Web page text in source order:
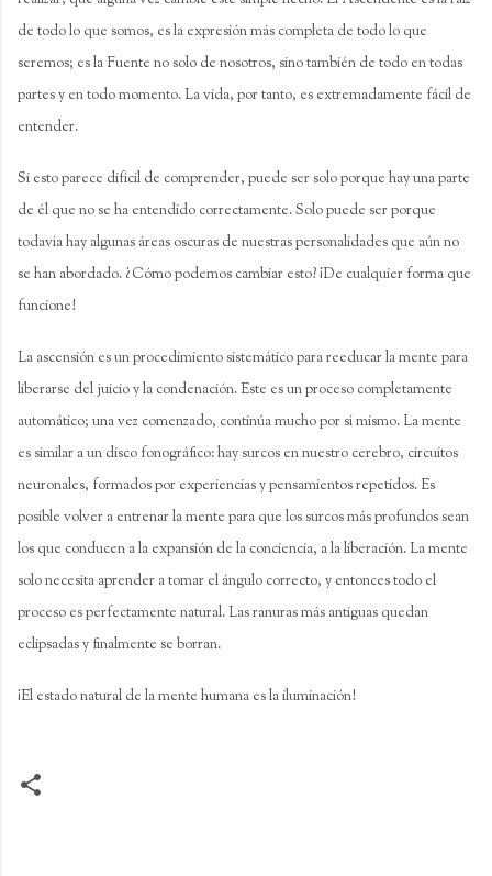
de todo lo que somos, es la expresión más completa de todo lo que
seremos; es la Fuente no solo de nosotros, sino también de todo en todas
partes y en todo momento. La vida, por tanto, es extremadamente fácil de
entender.
Si esto parece difícil de comprender, puede ser solo porque hay una parte
de él que no se ha entendido correctamente. Solo puede ser porque
todavía hay algunas áreas oscuras de nuestras personalidades que aún no
se han abordado. ¿Cómo podemos cambiar esto? ¡De cualquier forma que
funcione!
La ascensión es un procedimiento sistemático para reeducar la mente para
liberarse del juicio y la condenación. Este es un proceso completamente
automático; una vez comenzado, continúa mucho por sí mismo. La mente
es similar a un disco fonográfico: hay surcos en nuestro cerebro, circuitos
neuronales, formados por experiencias y pensamientos repetidos. Es
posible volver a entrenar la mente para que los surcos más profundos sean
los que conducen a la expansión de la conciencia, a la liberación. La mente
solo necesita aprender a tomar el ángulo correcto, y entonces todo el
proceso es perfectamente natural. Las ranuras más antiguas quedan
eclipsadas y finalmente se borran.
¡El estado natural de la mente humana es la iluminación!